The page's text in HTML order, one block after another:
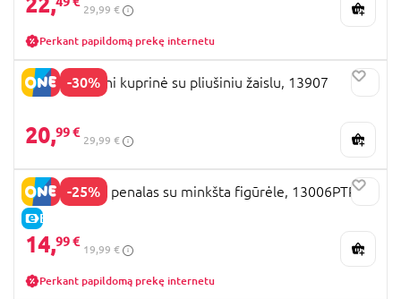
29,99 €
Perkant papildomą prekę internetu
-30%
PERLETTI Mini kuprinė su pliušiniu žaislu, 13907
20,99 €
29,99 €
-25%
E-KAINA
HELLO KITTY penalas su minkšta figūrėle, 13006PTR
14,99 €
19,99 €
Perkant papildomą prekę internetu